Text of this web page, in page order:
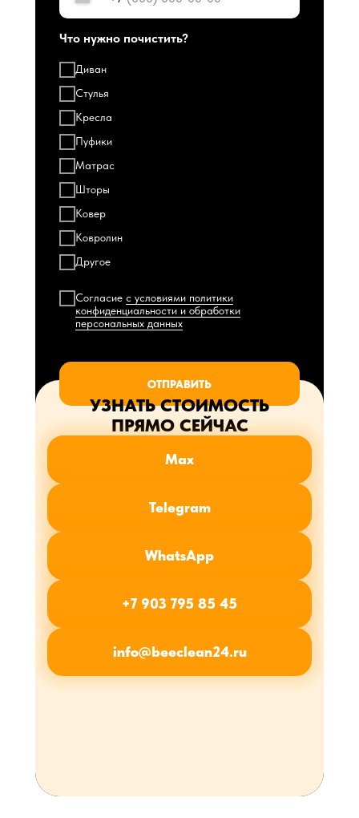
Что нужно почистить?
Диван
Стулья
Кресла
Пуфики
Матрас
Шторы
Ковер
Ковролин
Другое
Согласие с условиями политики
конфиденциальности и обработки
персональных данных
ОТПРАВИТЬ
УЗНАТЬ СТОИМОСТЬ
ПРЯМО СЕЙЧАС
Max
Telegram
WhatsApp
+7 903 795 85 45
info@beeclean24.ru